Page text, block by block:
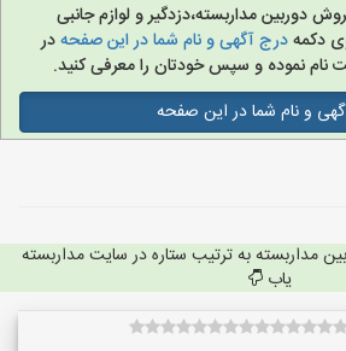
دوربین مداربسته،دزدگیر و لوازم جانبی
دکمهدرج آگهی و نام شما در این صفحهدر
نام نموده و سپس خودتان را معرفی کنید.
و نام شما در این صفحه
مداربسته به ترتیب ستاره در سایت مداربسته
یاب